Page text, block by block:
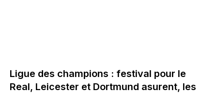
Ligue des champions : festival pour le
Real, Leicester et Dortmund asurent, les